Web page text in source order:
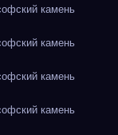
камень
камень
камень
камень